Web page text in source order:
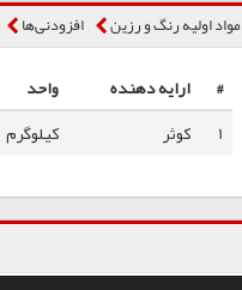
مواد اولیه رنگ و رزین افزودنی‌ها
# ارایه دهنده واحد
1
کوثر کیلوگرم